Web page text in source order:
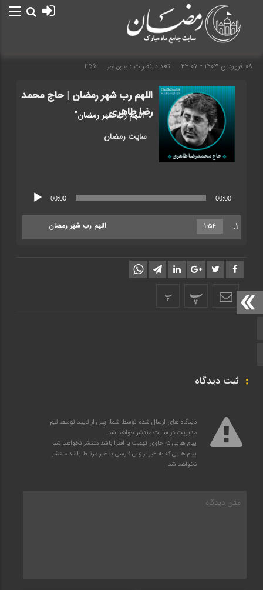
۰۸ فروردین ۱۴۰۳ - ۲۳:۰۷ تعداد نظرات : بدون نظر
اللهم رب شهر رمضان | حاج محمد
رضا طاهری
“اللهم رب شهر رمضان”
سایت رمضان
صوت
00:00 00:00
1. اللهم رب شهر رمضان 1:54
پ پ
ثبت دیدگاه
دیدگاه های ارسال شده توسط شما، پس از تایید توسط تیم
مدیریت در سایت منتشر خواهد شد.
پیام هایی که حاوی تهمت یا افترا باشد منتشر نخواهد شد.
پیام هایی که به غیر از زبان فارسی یا غیر مرتبط باشد منتشر
نخواهد شد.